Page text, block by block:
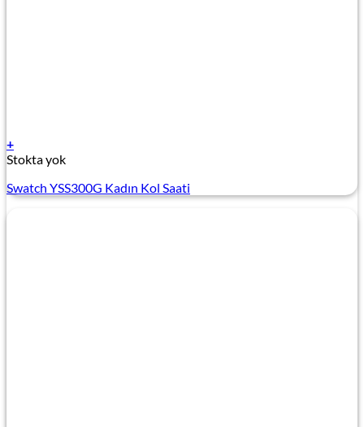
+
Stokta yok
Swatch YSS300G Kadın Kol Saati